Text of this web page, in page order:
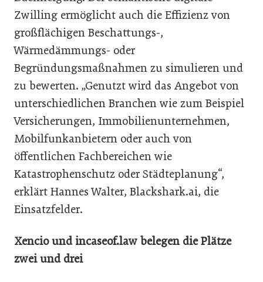
Zwilling ermöglicht auch die Effizienz von
großflächigen Beschattungs-,
Wärmedämmungs- oder
Begründungsmaßnahmen zu simulieren und
zu bewerten. „Genutzt wird das Angebot von
unterschiedlichen Branchen wie zum Beispiel
Versicherungen, Immobilienunternehmen,
Mobilfunkanbietern oder auch von
öffentlichen Fachbereichen wie
Katastrophenschutz oder Städteplanung“,
erklärt Hannes Walter, Blackshark.ai, die
Einsatzfelder.
Xencio und incaseof.law belegen die Plätze
zwei und drei